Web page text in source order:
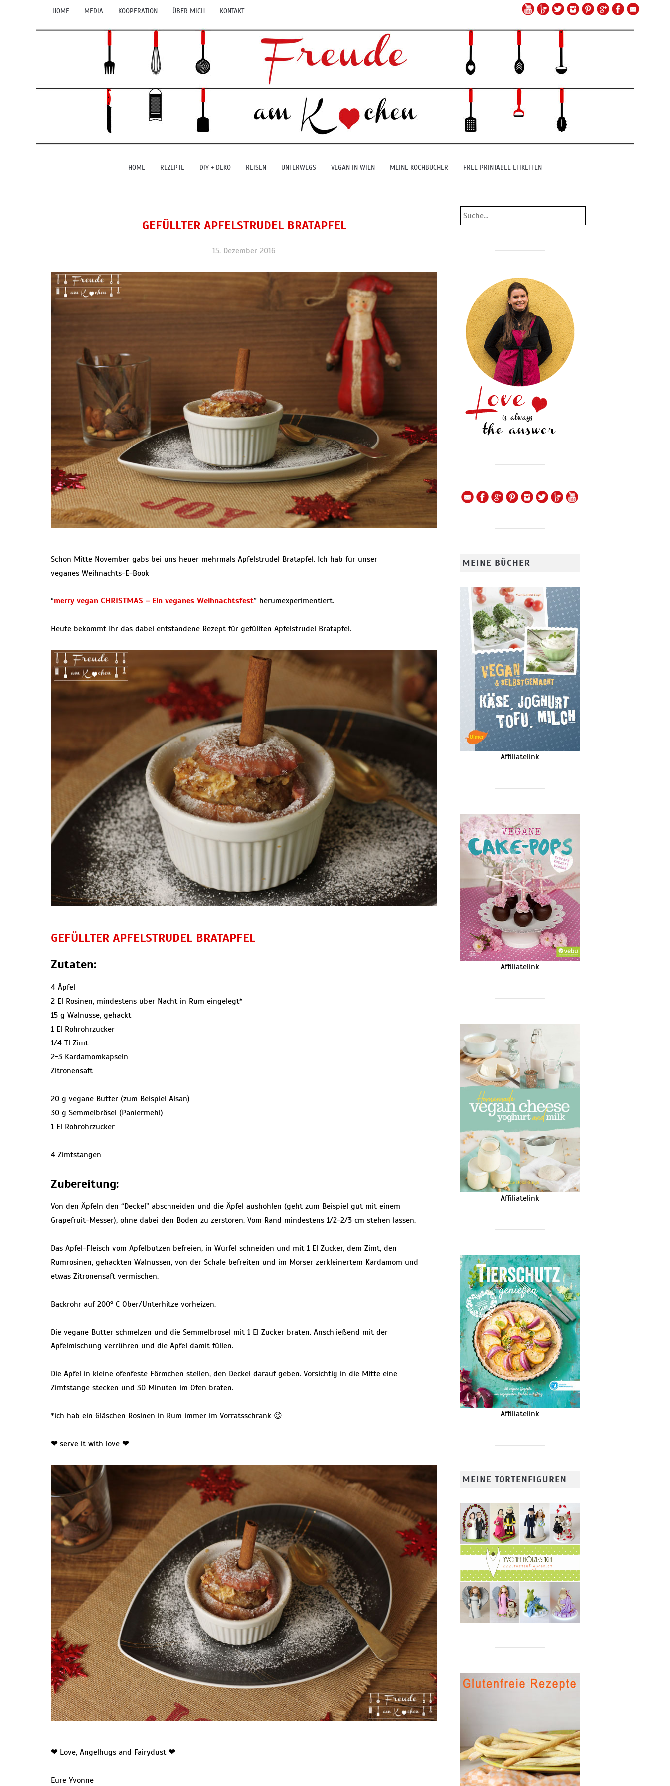
HOME MEDIA KOOPERATION ÜBER MICH KONTAKT
HOME REZEPTE DIY + DEKO REISEN UNTERWEGS VEGAN IN WIEN MEINE KOCHBÜCHER FREE PRINTABLE ETIKETTEN
GEFÜLLTER APFELSTRUDEL BRATAPFEL
15. Dezember 2016
Schon Mitte November gabs bei uns heuer mehrmals Apfelstrudel Bratapfel. Ich hab für unser
veganes Weihnachts-E-Book
“merry vegan CHRISTMAS – Ein veganes Weihnachtsfest” herumexperimentiert.
Heute bekommt Ihr das dabei entstandene Rezept für gefüllten Apfelstrudel Bratapfel.
GEFÜLLTER APFELSTRUDEL BRATAPFEL
Zutaten:
4 Äpfel
2 El Rosinen, mindestens über Nacht in Rum eingelegt*
15 g Walnüsse, gehackt
1 El Rohrohrzucker
1/4 Tl Zimt
2-3 Kardamomkapseln
Zitronensaft
20 g vegane Butter (zum Beispiel Alsan)
30 g Semmelbrösel (Paniermehl)
1 El Rohrohrzucker
4 Zimtstangen
Zubereitung:
Von den Äpfeln den “Deckel” abschneiden und die Äpfel aushöhlen (geht zum Beispiel gut mit einem
Grapefruit-Messer), ohne dabei den Boden zu zerstören. Vom Rand mindestens 1/2-2/3 cm stehen lassen.
Das Apfel-Fleisch vom Apfelbutzen befreien, in Würfel schneiden und mit 1 El Zucker, dem Zimt, den
Rumrosinen, gehackten Walnüssen, von der Schale befreiten und im Mörser zerkleinertem Kardamom und
etwas Zitronensaft vermischen.
Backrohr auf 200° C Ober/Unterhitze vorheizen.
Die vegane Butter schmelzen und die Semmelbrösel mit 1 El Zucker braten. Anschließend mit der
Apfelmischung verrühren und die Äpfel damit füllen.
Die Äpfel in kleine ofenfeste Förmchen stellen, den Deckel darauf geben. Vorsichtig in die Mitte eine
Zimtstange stecken und 30 Minuten im Ofen braten.
*ich hab ein Gläschen Rosinen in Rum immer im Vorratsschrank 😉
❤ serve it with love ❤
❤ Love, Angelhugs and Fairydust ❤
Eure Yvonne
MEINE BÜCHER
Affiliatelink
Affiliatelink
Affiliatelink
Affiliatelink
MEINE TORTENFIGUREN